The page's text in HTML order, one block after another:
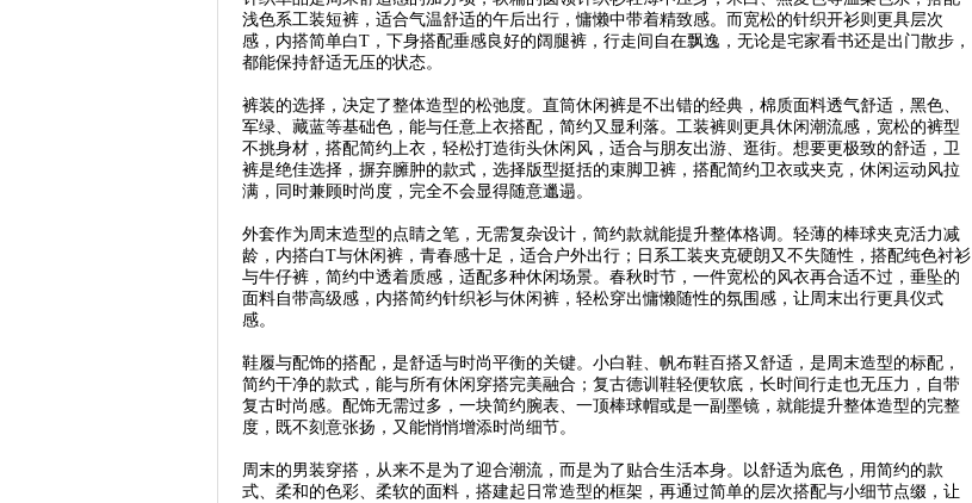
浅色系工装短裤，适合气温舒适的午后出行，慵懒中带着精致感。而宽松的针织开衫则更具层次
感，内搭简单白T，下身搭配垂感良好的阔腿裤，行走间自在飘逸，无论是宅家看书还是出门散步，
都能保持舒适无压的状态。
裤装的选择，决定了整体造型的松弛度。直筒休闲裤是不出错的经典，棉质面料透气舒适，黑色、
军绿、藏蓝等基础色，能与任意上衣搭配，简约又显利落。工装裤则更具休闲潮流感，宽松的裤型
不挑身材，搭配简约上衣，轻松打造街头休闲风，适合与朋友出游、逛街。想要更极致的舒适，卫
裤是绝佳选择，摒弃臃肿的款式，选择版型挺括的束脚卫裤，搭配简约卫衣或夹克，休闲运动风拉
满，同时兼顾时尚度，完全不会显得随意邋遢。
外套作为周末造型的点睛之笔，无需复杂设计，简约款就能提升整体格调。轻薄的棒球夹克活力减
龄，内搭白T与休闲裤，青春感十足，适合户外出行；日系工装夹克硬朗又不失随性，搭配纯色衬衫
与牛仔裤，简约中透着质感，适配多种休闲场景。春秋时节，一件宽松的风衣再合适不过，垂坠的
面料自带高级感，内搭简约针织衫与休闲裤，轻松穿出慵懒随性的氛围感，让周末出行更具仪式
感。
鞋履与配饰的搭配，是舒适与时尚平衡的关键。小白鞋、帆布鞋百搭又舒适，是周末造型的标配，
简约干净的款式，能与所有休闲穿搭完美融合；复古德训鞋轻便软底，长时间行走也无压力，自带
复古时尚感。配饰无需过多，一块简约腕表、一顶棒球帽或是一副墨镜，就能提升整体造型的完整
度，既不刻意张扬，又能悄悄增添时尚细节。
周末的男装穿搭，从来不是为了迎合潮流，而是为了贴合生活本身。以舒适为底色，用简约的款
式、柔和的色彩、柔软的面料，搭建起日常造型的框架，再通过简单的层次搭配与小细节点缀，让